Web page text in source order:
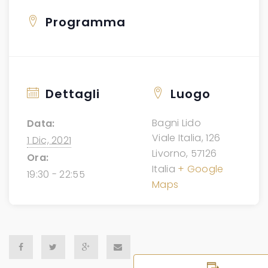
Programma
Dettagli
Data:
1 Dic, 2021
Ora:
19:30 - 22:55
Luogo
Bagni Lido
Viale Italia, 126
Livorno, 57126
Italia + Google
Maps